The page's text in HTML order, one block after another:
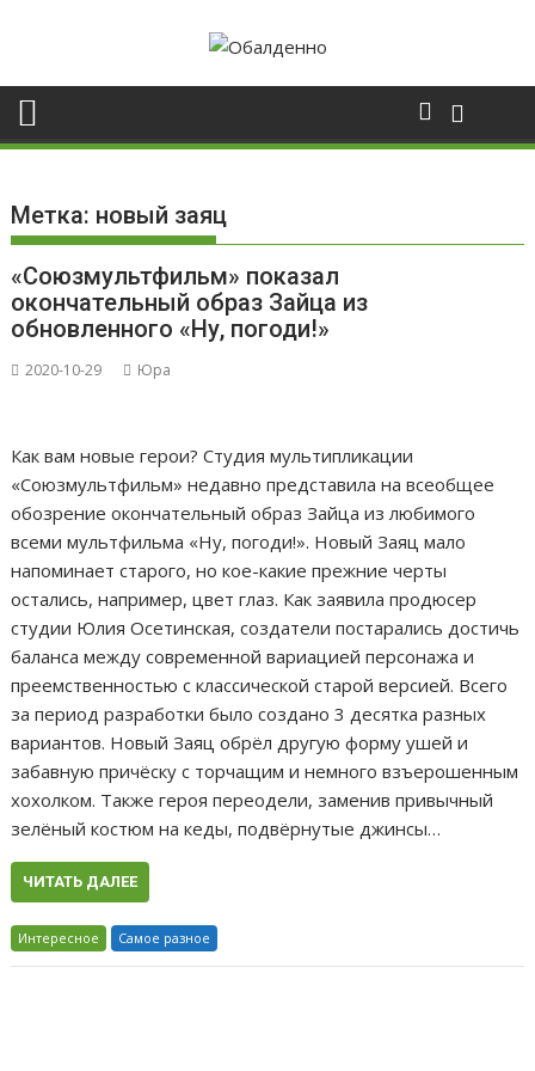
Метка: новый заяц
«Союзмультфильм» показал
окончательный образ Зайца из
обновленного «Ну, погоди!»
2020-10-29 Юра
Как вам новые герои? Студия мультипликации
«Союзмультфильм» недавно представила на всеобщее
обозрение окончательный образ Зайца из любимого
всеми мультфильма «Ну, погоди!». Новый Заяц мало
напоминает старого, но кое-какие прежние черты
остались, например, цвет глаз. Как заявила продюсер
студии Юлия Осетинская, создатели постарались достичь
баланса между современной вариацией персонажа и
преемственностью с классической старой версией. Всего
за период разработки было создано 3 десятка разных
вариантов. Новый Заяц обрёл другую форму ушей и
забавную причёску с торчащим и немного взъерошенным
хохолком. Также героя переодели, заменив привычный
зелёный костюм на кеды, подвёрнутые джинсы…
ЧИТАТЬ ДАЛЕЕ
Интересное Самое разное